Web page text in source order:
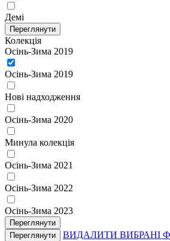
Демі
Переглянути
Колекція
Осінь-Зима 2019
Осінь-Зима 2019
Нові надходження
Осінь-Зима 2020
Минула колекція
Осінь-Зима 2021
Осінь-Зима 2022
Осінь-Зима 2023
Переглянути
Переглянути
ВИДАЛИТИ ВИБРАНІ